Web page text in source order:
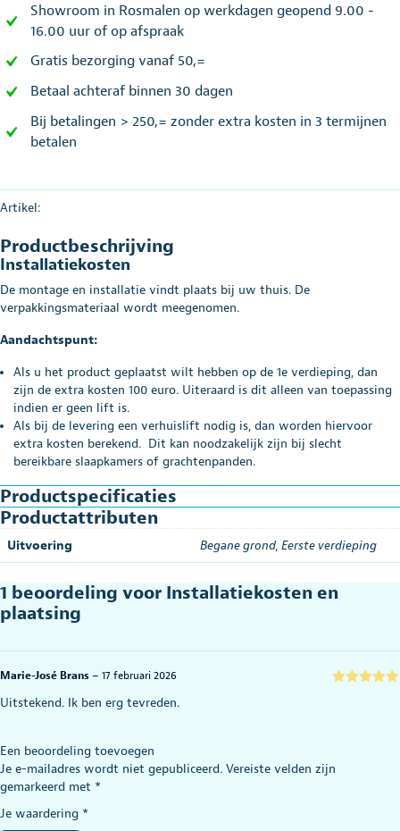
Showroom in Rosmalen op werkdagen geopend 9.00 -
16.00 uur of op afspraak
Gratis bezorging vanaf 50,=
Betaal achteraf binnen 30 dagen
Bij betalingen > 250,= zonder extra kosten in 3 termijnen
betalen
Artikel:
Productbeschrijving
Installatiekosten
De montage en installatie vindt plaats bij uw thuis. De
verpakkingsmateriaal wordt meegenomen.
Aandachtspunt:
Als u het product geplaatst wilt hebben op de 1e verdieping, dan
zijn de extra kosten 100 euro. Uiteraard is dit alleen van toepassing
indien er geen lift is.
Als bij de levering een verhuislift nodig is, dan worden hiervoor
extra kosten berekend. Dit kan noodzakelijk zijn bij slecht
bereikbare slaapkamers of grachtenpanden.
Productspecificaties
Productattributen
Uitvoering Begane grond, Eerste verdieping
1 beoordeling voor Installatiekosten en
plaatsing
Marie-José Brans – 17 februari 2026
Uitstekend. Ik ben erg tevreden.
Een beoordeling toevoegen
Je e-mailadres wordt niet gepubliceerd. Vereiste velden zijn
gemarkeerd met *
Je waardering *